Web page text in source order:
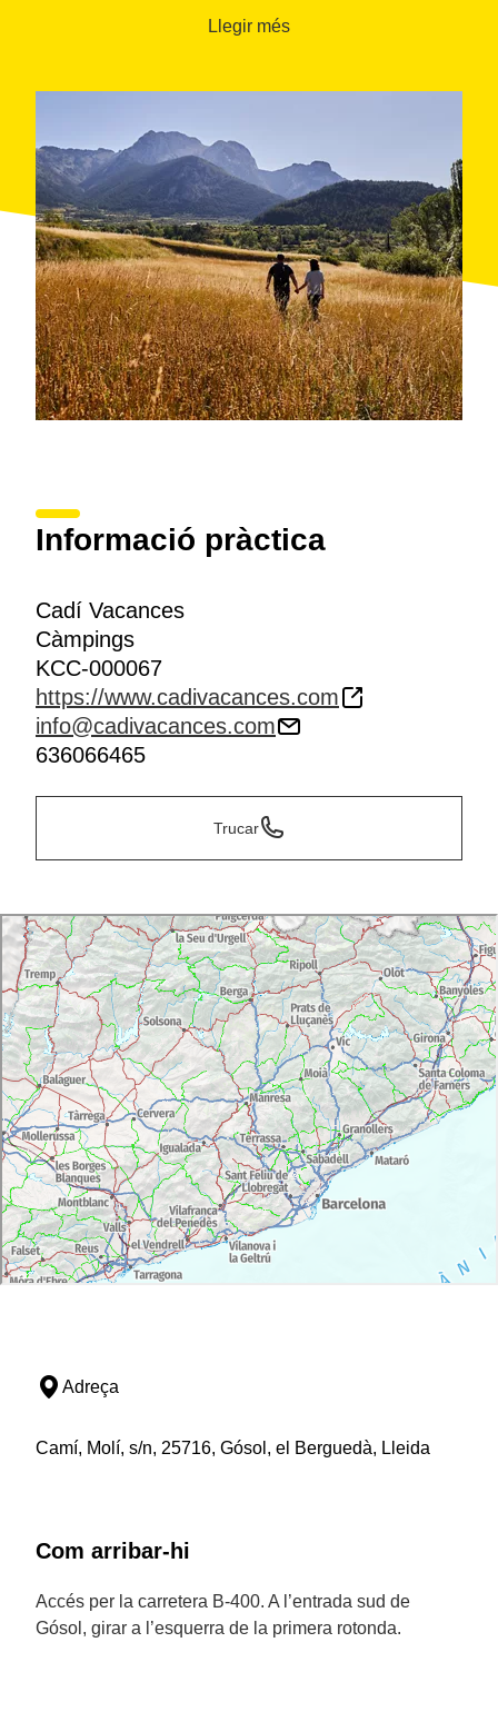
de reservar una sessió de spa nocturna.
Llegir més
Informació pràctica
Cadí Vacances
Càmpings
KCC-000067
https://www.cadivacances.com
info@cadivacances.com
636066465
Trucar
Adreça
Camí, Molí, s/n, 25716, Gósol, el Berguedà, Lleida
Com arribar-hi
Accés per la carretera B-400. A l’entrada sud de
Gósol, girar a l’esquerra de la primera rotonda.